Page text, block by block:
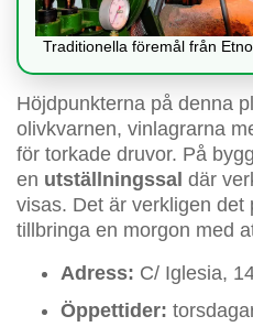
Traditionella föremål från
Höjdpunkterna på denna
olivkvarnen, vinlagrarna
för torkade druvor. På
en utställningssal där
visas. Det är verkligen det
tillbringa en morgon med
Adress: C/ Iglesia,
Öppettider: